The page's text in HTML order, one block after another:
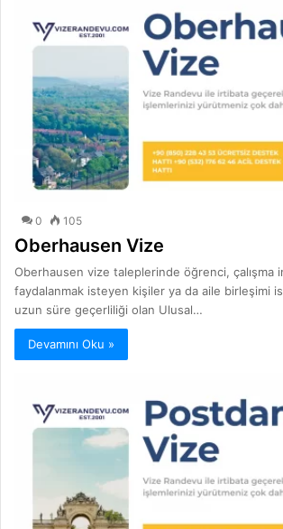
0 105
Oberhausen Vize
Oberhausen vize taleplerinde öğrenci, çalışma
faydalanmak isteyen kişiler ya da aile birleşimi
uzun süre geçerliliği olan Ulusal…
Devamını Oku »